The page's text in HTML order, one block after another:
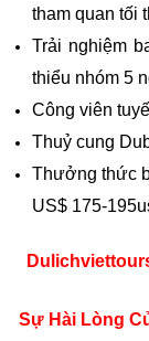
tham quan tối
Trải nghiệm
thiểu nhóm 5
Công viên
Thuỷ cung
Thưởng thức
US$ 175-
Sự Hài Lòng